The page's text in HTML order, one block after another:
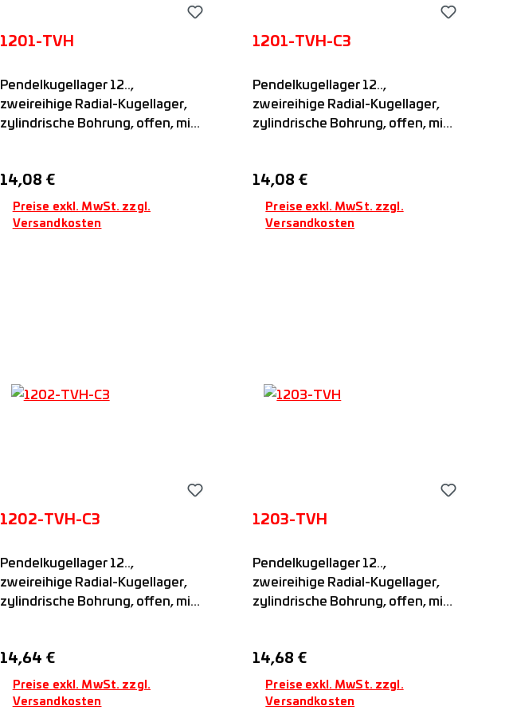
1201-TVH
Pendelkugellager 12..,
zweireihige Radial-Kugellager,
zylindrische Bohrung, offen, mit
Regulärer Preis:
14,08 €
Preise exkl. MwSt. zzgl.
Versandkosten
1201-TVH-C3
Pendelkugellager 12..,
zweireihige Radial-Kugellager,
zylindrische Bohrung, offen, mit
Regulärer Preis:
14,08 €
Preise exkl. MwSt. zzgl.
Versandkosten
1202-TVH-C3
Pendelkugellager 12..,
zweireihige Radial-Kugellager,
zylindrische Bohrung, offen, mit
Regulärer Preis:
14,64 €
Preise exkl. MwSt. zzgl.
Versandkosten
1203-TVH
Pendelkugellager 12..,
zweireihige Radial-Kugellager,
zylindrische Bohrung, offen, mit
Regulärer Preis:
14,68 €
Preise exkl. MwSt. zzgl.
Versandkosten